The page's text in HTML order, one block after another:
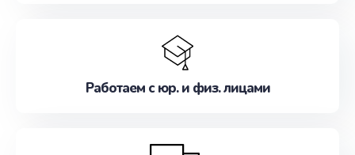
Работаем с юр. и физ. лицами